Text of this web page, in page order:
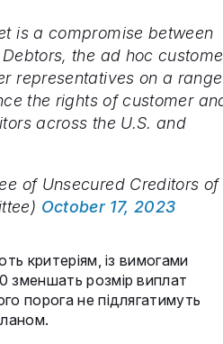
is a compromise between
the ad hoc
representatives on a range
the rights of customer
across the U.S. and
of Unsecured Creditors of
October 17, 2023
критеріям, із вимогами
розмір виплат
порога не підлягатимуть